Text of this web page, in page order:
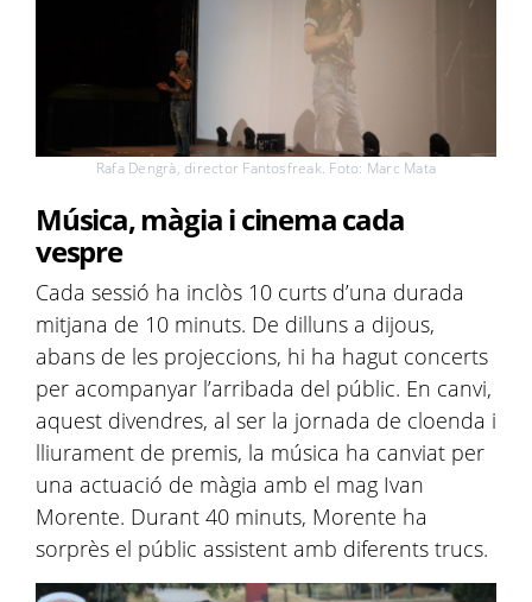
Rafa Dengrà, director Fantosfreak. Foto: Marc Mata
Música, màgia i cinema cada
vespre
Cada sessió ha inclòs 10 curts d’una durada
mitjana de 10 minuts. De dilluns a dijous,
abans de les projeccions, hi ha hagut concerts
per acompanyar l’arribada del públic. En canvi,
aquest divendres, al ser la jornada de cloenda i
lliurament de premis, la música ha canviat per
una actuació de màgia amb el mag Ivan
Morente. Durant 40 minuts, Morente ha
sorprès el públic assistent amb diferents trucs.